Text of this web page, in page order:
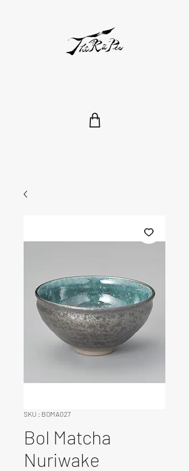
SKU : BOMA027
Bol Matcha
Nuriwake